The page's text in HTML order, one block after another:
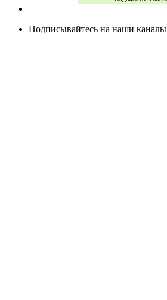
Подписывайтесь на наши каналы